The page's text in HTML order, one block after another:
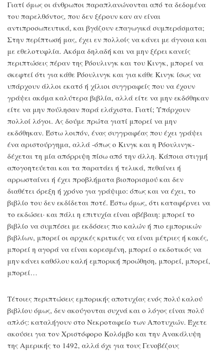
Γιατί όμως οι άνθρωποι παραπλανώνονται από τα δεδομένα
του παρελθόντος, που δεν ξέρουν καν αν είναι
αντιπροσωπευτικά, και βγάζουν επαγωγικά συμπεράσματα;
Στην περίπτωσή μας, έχει εν πολλοίς να κάνει με άγνοια και
με εθελοτυφλία. Ακόμα δηλαδή και να μην ξέρει κανείς
περιπτώσεις πέραν της Ρόουλινγκ και του Κινγκ, μπορεί να
σκεφτεί ότι για κάθε Ρόουλινγκ και για κάθε Κινγκ ίσως να
υπάρχουν άλλοι εκατό ή χίλιοι συγγραφείς που να έχουν
γράψει ακόμα καλύτερα βιβλία, αλλά είτε να μην εκδόθηκαν
είτε να μην πούλησαν παρά ελάχιστα. Γιατί; Υπάρχουν
πολλοί λόγοι. Ας δούμε πρώτα γιατί μπορεί να μην
εκδόθηκαν. Έστω λοιπόν, ένας συγγραφέας που έχει γράψει
ένα αριστούργημα, αλλά -όπως ο Κινγκ και η Ρόουλινγκ-
δέχεται τη μία απόρριψη πίσω από την άλλη. Κάποια στιγμή
απογοητεύεται και τα παρατάει ή τελικά, πεθαίνει ή
αρρωσταίνει ή έχει προβλήματα βιοπορισμού και δεν
διαθέτει όρεξη ή χρόνο για γράψιμο: όπως και να έχει, το
βιβλίο του δεν εκδίδεται ποτέ. Έστω όμως, ότι καταφέρνει να
το εκδώσει· και πάλι η επιτυχία είναι αβέβαιη: μπορεί το
βιβλίο να συμπέσει με εκδόσεις πιο καλών ή πιο εμπορικών
βιβλίων, μπορεί οι αρχικές κριτικές να είναι μέτριες ή κακές,
μπορεί η αγορά να είναι κορεσμένη, μπορεί ο εκδοτικός να
μην κάνει καθόλου καλή εμπορική προώθηση, μπορεί, μπορεί,
μπορεί…
Τέτοιες περιπτώσεις εμπορικής αποτυχίας ενός πολύ καλού
βιβλίου όμως, δεν ακούγονται συχνά και ο λόγος είναι πολύ
απλός: καταλήγουν στο Νεκροταφείο των Αποτυχιών. Έχετε
ακούσει για τον Χριστόφορο Κολόμβο και την Ανακάλυψη
της Αμερικής το 1492, αλλά όχι για τους Γενοβέζους